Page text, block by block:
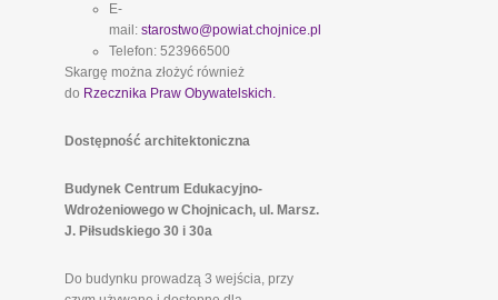
E-
mail: starostwo@powiat.chojnice.pl
Telefon: 523966500
Skargę można złożyć również
do Rzecznika Praw Obywatelskich.
Dostępność architektoniczna
Budynek Centrum Edukacyjno-
Wdrożeniowego w Chojnicach, ul. Marsz.
J. Piłsudskiego 30 i 30a
Do budynku prowadzą 3 wejścia, przy